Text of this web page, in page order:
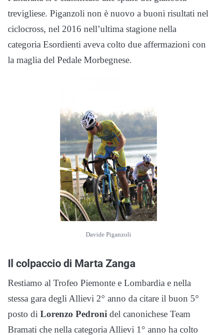
trevigliese. Piganzoli non è nuovo a buoni risultati nel
ciclocross, nel 2016 nell’ultima stagione nella
categoria Esordienti aveva colto due affermazioni con
la maglia del Pedale Morbegnese.
Davide Piganzoli
Il colpaccio di Marta Zanga
Restiamo al Trofeo Piemonte e Lombardia e nella
stessa gara degli Allievi 2° anno da citare il buon 5°
posto di Lorenzo Pedroni del canonichese Team
Bramati che nella categoria Allievi 1° anno ha colto